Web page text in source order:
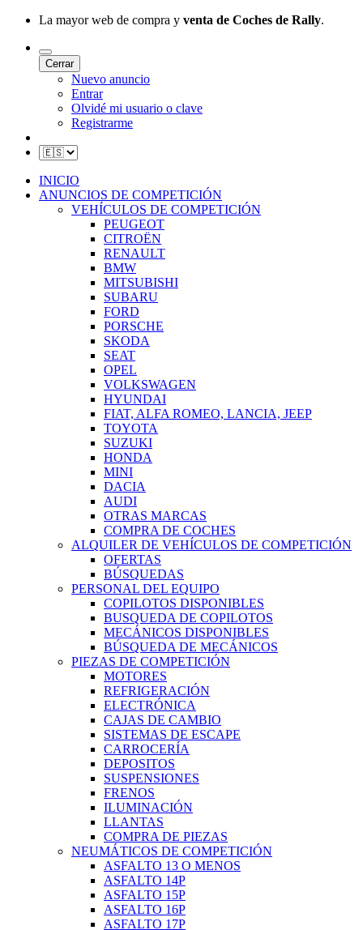
La mayor web de compra y venta de Coches de Rally.
Cerrar
Nuevo anuncio
Entrar
Olvidé mi usuario o clave
Registrarme
INICIO
ANUNCIOS DE COMPETICIÓN
VEHÍCULOS DE COMPETICIÓN
PEUGEOT
CITROËN
RENAULT
BMW
MITSUBISHI
SUBARU
FORD
PORSCHE
SKODA
SEAT
OPEL
VOLKSWAGEN
HYUNDAI
FIAT, ALFA ROMEO, LANCIA, JEEP
TOYOTA
SUZUKI
HONDA
MINI
DACIA
AUDI
OTRAS MARCAS
COMPRA DE COCHES
ALQUILER DE VEHÍCULOS DE COMPETICIÓN
OFERTAS
BÚSQUEDAS
PERSONAL DEL EQUIPO
COPILOTOS DISPONIBLES
BUSQUEDA DE COPILOTOS
MECÁNICOS DISPONIBLES
BÚSQUEDA DE MECÁNICOS
PIEZAS DE COMPETICIÓN
MOTORES
REFRIGERACIÓN
ELECTRÓNICA
CAJAS DE CAMBIO
SISTEMAS DE ESCAPE
CARROCERÍA
DEPOSITOS
SUSPENSIONES
FRENOS
ILUMINACIÓN
LLANTAS
COMPRA DE PIEZAS
NEUMÁTICOS DE COMPETICIÓN
ASFALTO 13 O MENOS
ASFALTO 14P
ASFALTO 15P
ASFALTO 16P
ASFALTO 17P